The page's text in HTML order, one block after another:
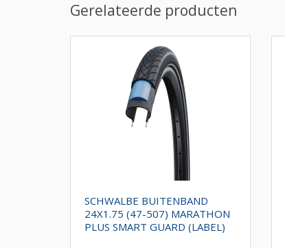
Gerelateerde producten
SCHWALBE BUITENBAND
24X1.75 (47-507) MARATHON
PLUS SMART GUARD (LABEL)